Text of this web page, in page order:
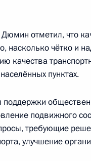
Уполномоченного
в круглом столе
при ОБСЕ
отметил, что
чётко и
качества
пунктах.
подвижного
требующие
улучшение